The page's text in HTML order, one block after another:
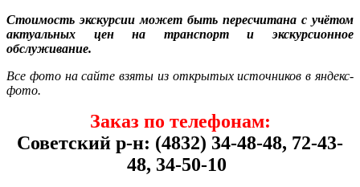
Стоимость экскурсии может быть пересчитана с учётом
актуальных цен на транспорт и экскурсионное
обслуживание.
Все фото на сайте взяты из открытых источников в яндекс-
фото.
Заказ по телефонам:
Советский р-н: (4832) 34-48-48, 72-43-
48, 34-50-10